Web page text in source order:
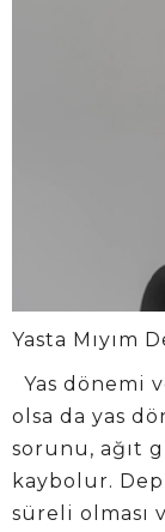
Yasta Mıyım
Yas dönemi
olsa da yas
sorunu, ağıt
kaybolur.
süreli olması